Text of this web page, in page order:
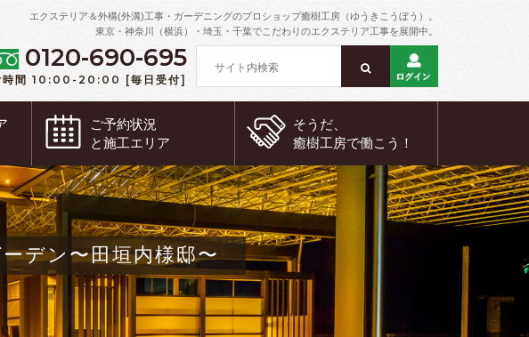
エクステリア＆外構(外溝)工事・ガーデニングのプロショップ癒樹工房（ゆうきこうぼう）。
東京・神奈川（横浜）・埼玉・千葉でこだわりのエクステリア工事を展開中。
0120-690-695
時間 10:00-20:00 [毎日受付]
ご予約状況
と施工エリア
そうだ、
癒樹工房で働こう！
デン〜田垣内様邸〜